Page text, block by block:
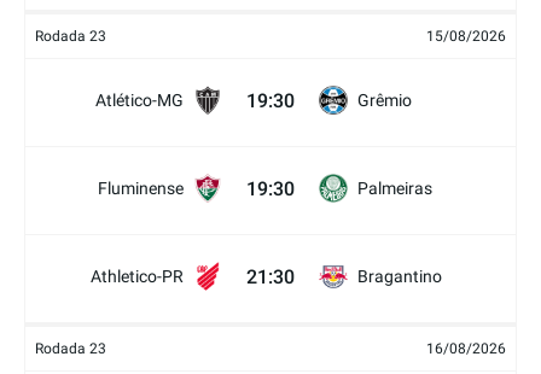
Rodada 23 15/08/2026
Atlético-MG 19:30 Grêmio
Fluminense 19:30 Palmeiras
Athletico-PR 21:30 Bragantino
Rodada 23 16/08/2026